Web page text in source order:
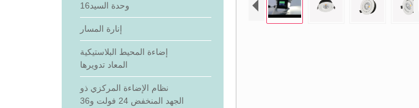
وحدة السيد16
إنارة المسار
إضاءة المحيط البلاستيكية
المعاد تدويرها
نظام الإضاءة المركزي ذو
الجهد المنخفض 24 فولت و36